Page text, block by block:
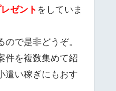
ゼント をしていま
で是非どうぞ。
件を複数集めて紹
遣い稼ぎにもおす